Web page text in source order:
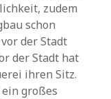
zudem
schon
der Stadt
der Stadt hat
ihren Sitz.
großes